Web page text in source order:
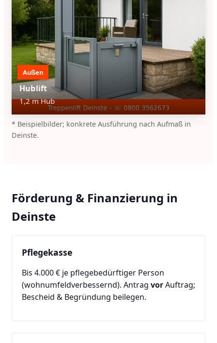
Außen
Hublift
1,2 m Hub
* Beispielbilder; konkrete Ausführung nach Aufmaß in
Deinste.
Förderung & Finanzierung in
Deinste
Pflegekasse
Bis 4.000 € je pflegebedürftiger Person
(wohnumfeldverbessernd). Antrag vorAuftrag;
Bescheid & Begründung beilegen.